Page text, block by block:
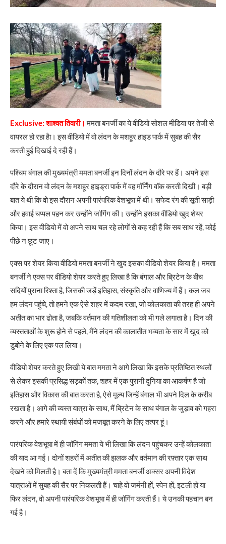
Exclusive: शाश्वत तिवारी। ममता बनर्जी का ये वीडियो सोशल मीडिया पर तेजी से
वायरल हो रहा हैा। इस वीडियो में वो लंदन के मशहूर हाइड पार्क में सुबह की सैर
करती हुई दिखाई दे रही हैं।
पश्चिम बंगाल की मुख्यमंत्री ममता बनर्जी इन दिनों लंदन के दौरे पर हैं। अपने इस
दौरे के दौरान वो लंदन के मशहूर हाइड्रा पार्क में वह मॉर्निंग वॉक करती दिखी। बड़ी
बात ये थी कि वो इस दौरान अपनी पारंपरिक वेशभूषा में थी। सफेद रंग की सूती साड़ी
और हवाई चप्पल पहन कर उन्होंने जॉगिंग की। उन्होंने इसका वीडियो खुद शेयर
किया। इस वीडियो में वो अपने साथ चल रहे लोगों से कह रही हैं कि सब साथ रहें, कोई
पीछे न छूट जाए।
एक्स पर शेयर किया वीडियो ममता बनर्जी ने खुद इसका वीडियो शेयर किया है। ममता
बनर्जी ने एक्स पर वीडियो शेयर करते हुए लिखा है कि बंगाल और ब्रिटेन के बीच
सदियों पुराना रिश्ता है, जिसकी जड़ें इतिहास, संस्कृति और वाणिज्य में हैं। कल जब
हम लंदन पहुंचे, तो हमने एक ऐसे शहर में कदम रखा, जो कोलकाता की तरह ही अपने
अतीत का भार ढोता है, जबकि वर्तमान की गतिशीलता को भी गले लगाता है। दिन की
व्यस्तताओं के शुरू होने से पहले, मैंने लंदन की कालातीत भव्यता के सार में खुद को
डुबोने के लिए एक पल लिया।
वीडियो शेयर करते हुए लिखी ये बात ममता ने आगे लिखा कि इसके प्रतिष्ठित स्थलों
से लेकर इसकी प्रसिद्ध सड़कों तक, शहर में एक पुरानी दुनिया का आकर्षण है जो
इतिहास और विकास की बात करता है, ऐसे मूल्य जिन्हें बंगाल भी अपने दिल के करीब
रखता है। आगे की व्यस्त यात्रा के साथ, मैं ब्रिटेन के साथ बंगाल के जुड़ाव को गहरा
करने और हमारे स्थायी संबंधों को मजबूत करने के लिए तत्पर हूं।
पारंपरिक वेशभूषा में ही जॉगिंग ममता ये भी लिखा कि लंदन पहुंचकर उन्हें कोलकाता
की याद आ गई। दोनों शहरों में अतीत की झलक और वर्तमान की रफ़्तार एक साथ
देखने को मिलती है। बता दें कि मुख्यमंत्री ममता बनर्जी अक्सर अपनी विदेश
यात्राओं में सुबह की सैर पर निकलती हैं। चाहे वो जर्मनी हों, स्पेन हों, इटली हों या
फिर लंदन, वो अपनी पारंपरिक वेशभूषा में ही जॉगिंग करती हैं। ये उनकी पहचान बन
गई है।